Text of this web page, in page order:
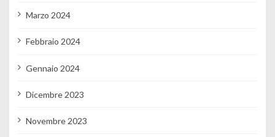
Marzo 2024
Febbraio 2024
Gennaio 2024
Dicembre 2023
Novembre 2023